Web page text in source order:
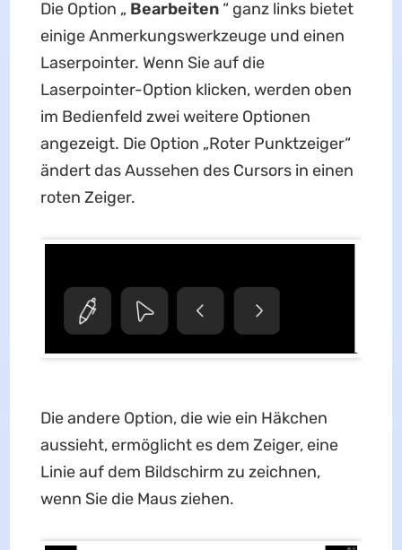
Die Option „ Bearbeiten“ ganz links bietet
einige Anmerkungswerkzeuge und einen
Laserpointer. Wenn Sie auf die
Laserpointer-Option klicken, werden oben
im Bedienfeld zwei weitere Optionen
angezeigt. Die Option „Roter Punktzeiger“
ändert das Aussehen des Cursors in einen
roten Zeiger.
Die andere Option, die wie ein Häkchen
aussieht, ermöglicht es dem Zeiger, eine
Linie auf dem Bildschirm zu zeichnen,
wenn Sie die Maus ziehen.